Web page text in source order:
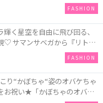
FASHION
く星空を自由に飛び回る、
♡ サマンサベガから『リトル
年アニバーサリーイヤー』を
FASHION
り“かぼちゃ“姿のオバケちゃ
お祝い★「かぼちゃのオバケ